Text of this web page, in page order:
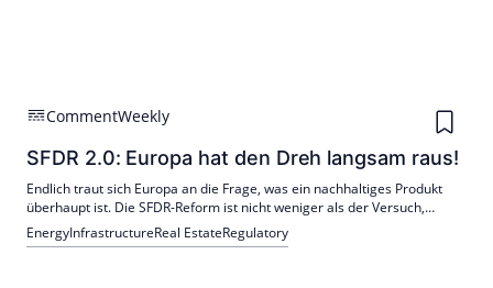
CommentWeekly
SFDR 2.0: Europa hat den Dreh langsam raus!
Endlich traut sich Europa an die Frage, was ein nachhaltiges Produkt
überhaupt ist. Die SFDR-Reform ist nicht weniger als der Versuch,
Ordnung in ein Jahrzehnt regulatorischem Chaos zu bringen.
EnergyInfrastructureReal EstateRegulatory